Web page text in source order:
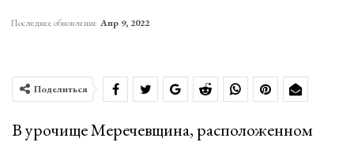
Последнее обновление Апр 9, 2022
Поделиться
В урочище Меречевщина, расположенном